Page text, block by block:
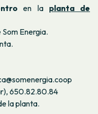
en la planta de
Energia.
650.82.80.84
la planta.